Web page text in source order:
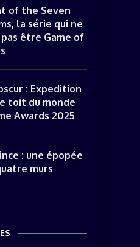
of the Seven
la série qui ne
être Game of
: Expedition
toit du monde
Awards 2025
: une épopée
murs